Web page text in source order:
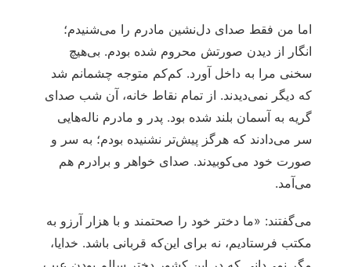
اما من فقط صدای دل‌نشین مادرم را می‌شنیدم؛
انگار از دیدن صورتش محروم شده بودم. بی‌هیچ
سخنی مرا به داخل آورد. کم‌کم متوجه چشمانم شد
که دیگر نمی‌دیدند. از تمام نقاط خانه، آن شب صدای
گریه به آسمان بلند شده بود. پدر و مادرم ناله‌هایی
سر می‌دادند که هرگز پیش‌تر نشنیده بودم؛ به سر و
صورت خود می‌کوبیدند. صدای خواهر و برادرم هم
می‌آمد.
می‌گفتند: «ما دختر خود را صحتمند و با هزار آرزو به
مکتب فرستادیم، نه برای این‌که قربانی باشد. خدایا،